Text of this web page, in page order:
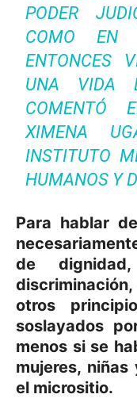
PODER
COMO EN
ENTONCES
UNA VIDA
COMENTÓ
XIMENA
INSTITUTO
HUMANOS Y
Para hablar
de
otros
soslayados
menos si se
mujeres,
el micrositio.